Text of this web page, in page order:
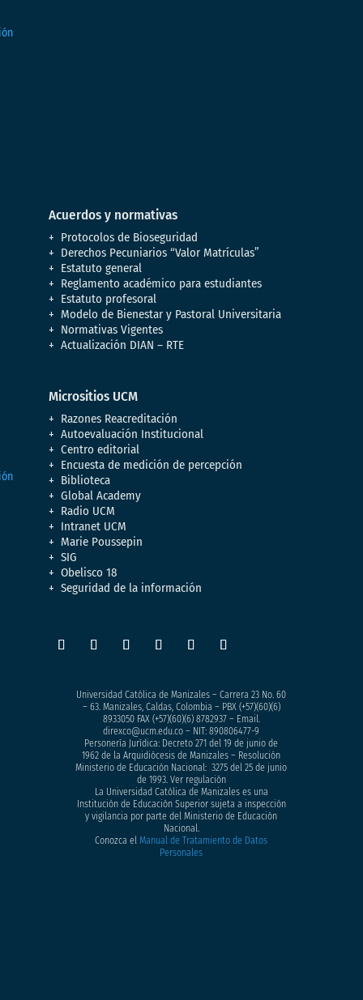
Acuerdos y normativas
Protocolos de Bioseguridad
Derechos Pecuniarios “Valor Matrículas”
Estatuto general
Reglamento académico para estudiantes
Estatuto profesoral
Modelo de Bienestar y Pastoral Universitaria
Normativas Vigentes
Actualización DIAN – RTE
Micrositios UCM
Razones Reacreditación
Autoevaluación Institucional
Centro editorial
Encuesta de medición de percepción
Biblioteca
Global Academy
Radio UCM
Intranet UCM
Marie Poussepin
SIG
Obelisco 18
Seguridad de la información
Universidad Católica de Manizales – Carrera 23 No. 60
– 63. Manizales, Caldas, Colombia – PBX (+57)(60)(6)
8933050FAX (+57)(60)(6) 8782937 – Email.
direxco@ucm.edu.co – NIT: 890806477-9
Personería Jurídica: Decreto 271 del 19 de junio de
1962 de la Arquidiócesis de Manizales – Resolución
Ministerio de Educación Nacional: 3275 del 25 de junio
de 1993. Ver regulación
La Universidad Católica de Manizales es una
Institución de Educación Superior sujeta a inspección
y vigilancia por parte del Ministerio de Educación
Nacional.
Conozca elManual de Tratamiento de Datos
Personales